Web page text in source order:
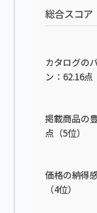
総合スコア
カタログの
ン：62.16点
掲載商品の
点（5位）
価格の納得
（4位）